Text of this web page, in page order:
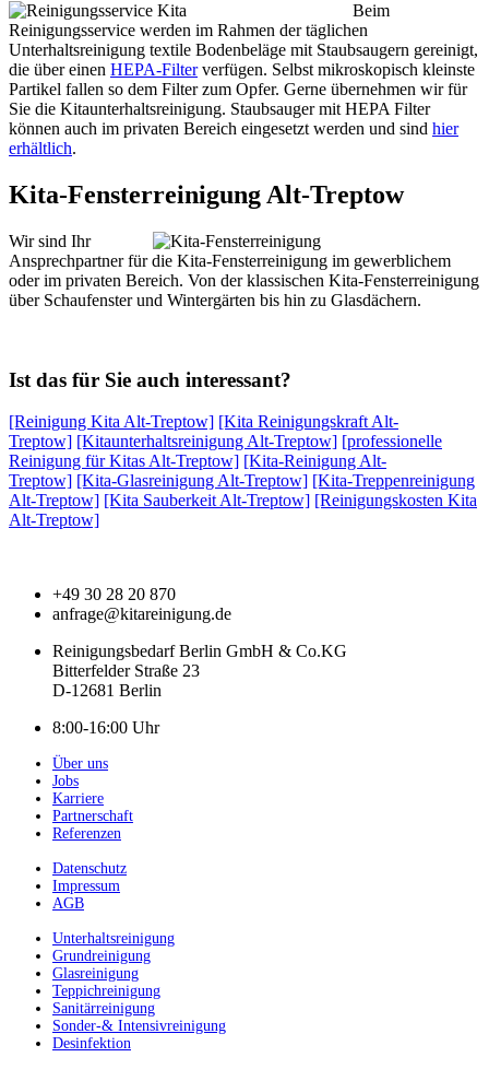
Beim
Reinigungsservice werden im Rahmen der täglichen
Unterhaltsreinigung textile Bodenbeläge mit Staubsaugern gereinigt,
die über einen HEPA-Filterverfügen. Selbst mikroskopisch kleinste
Partikel fallen so dem Filter zum Opfer. Gerne übernehmen wir für
Sie die Kitaunterhaltsreinigung. Staubsauger mit HEPA Filter
können auch im privaten Bereich eingesetzt werden und sind hier
erhältlich.
Kita-Fensterreinigung Alt-Treptow
Wir sind Ihr
Ansprechpartner für die Kita-Fensterreinigung im gewerblichem
oder im privaten Bereich. Von der klassischen Kita-Fensterreinigung
über Schaufenster und Wintergärten bis hin zu Glasdächern.
Ist das für Sie auch interessant?
[Reinigung Kita Alt-Treptow] [Kita Reinigungskraft Alt-
Treptow] [Kitaunterhaltsreinigung Alt-Treptow] [professionelle
Reinigung für Kitas Alt-Treptow] [Kita-Reinigung Alt-
Treptow] [Kita-Glasreinigung Alt-Treptow] [Kita-Treppenreinigung
Alt-Treptow] [Kita Sauberkeit Alt-Treptow] [Reinigungskosten Kita
Alt-Treptow]
+49 30 28 20 870
anfrage@kitareinigung.de
Reinigungsbedarf Berlin GmbH & Co.KG
Bitterfelder Straße 23
D-12681 Berlin
8:00-16:00 Uhr
Über uns
Jobs
Karriere
Partnerschaft
Referenzen
Datenschutz
Impressum
AGB
Unterhaltsreinigung
Grundreinigung
Glasreinigung
Teppichreinigung
Sanitärreinigung
Sonder-& Intensivreinigung
Desinfektion